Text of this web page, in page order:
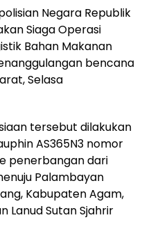
Negara Republik
Siaga Operasi
Bahan Makanan
bencana
Selasa
tersebut dilakukan
AS365N3 nomor
penerbangan dari
Palambayan
Kabupaten Agam,
Lanud Sutan Sjahrir